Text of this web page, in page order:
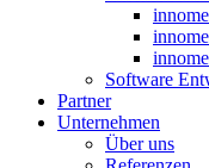
Software
Partner
Unternehmen
Über uns